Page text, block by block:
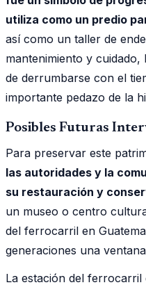
utiliza como un predio
así como un taller de
mantenimiento y
de derrumbarse con el
importante pedazo de la
Posibles Futuras
Para preservar este
las autoridades y la
su restauración y
un museo o centro
del ferrocarril en
generaciones una
La estación del ferrocarril